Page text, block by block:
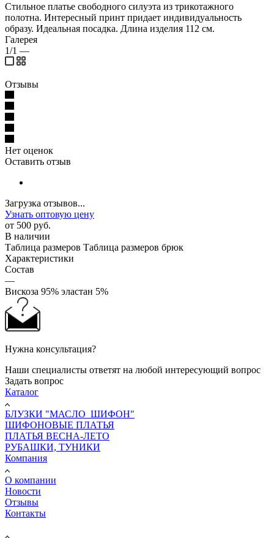
Стильное платье свободного силуэта из трикотажного
полотна. Интересный принт придает индивидуальность
образу. Идеальная посадка. Длина изделия 112 см.
Галерея
1/1 —
Отзывы
Нет оценок
Оставить отзыв
Загрузка отзывов...
Узнать оптовую цену
от 500 руб.
В наличии
Таблица размеров Таблица размеров брюк
Характеристики
Состав
—
Вискоза 95% эластан 5%
Нужна консультация?
Наши специалисты ответят на любой интересующий вопрос
Задать вопрос
Каталог
БЛУЗКИ "МАСЛО_ШИФОН"
ШИФОНОВЫЕ ПЛАТЬЯ
ПЛАТЬЯ ВЕСНА-ЛЕТО
РУБАШКИ, ТУНИКИ
Компания
О компании
Новости
Отзывы
Контакты